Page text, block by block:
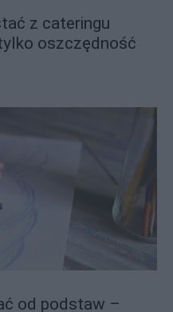
z cateringu
oszczędność
od podstaw –